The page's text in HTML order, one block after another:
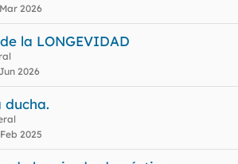
2026
la LONGEVIDAD
2026
ducha.
2025